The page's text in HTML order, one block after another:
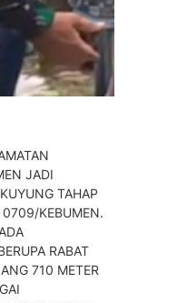
JADI
TAHAP
KEBUMEN.
RABAT
710 METER